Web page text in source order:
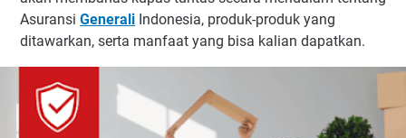
Asuransi Generali Indonesia, produk-produk yang
ditawarkan, serta manfaat yang bisa kalian dapatkan.